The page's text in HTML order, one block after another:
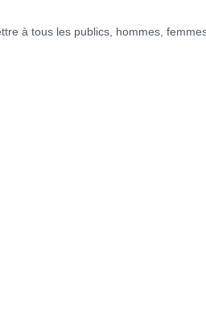
à tous les publics, hommes,